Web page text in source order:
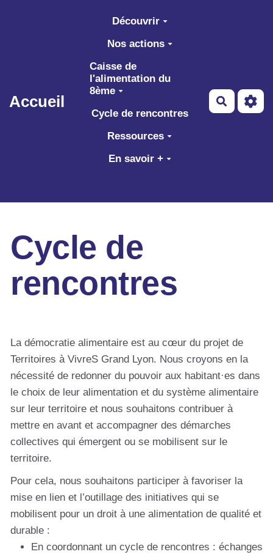
Aller au contenu principal
Accueil
Découvrir
Nos actions
Caisse de
l'alimentation du
8ème
Cycle de rencontres
Ressources
En savoir +
Cycle de
rencontres
La démocratie alimentaire est au cœur du projet de
Territoires à VivreS Grand Lyon. Nous croyons en la
nécessité de redonner du pouvoir aux habitant·es dans
le choix de leur alimentation et du système alimentaire
sur leur territoire et nous souhaitons contribuer à
mettre en avant et accompagner des démarches
collectives qui émergent ou se mobilisent sur le
territoire.
Pour cela, nous souhaitons participer à favoriser la
mise en lien et l’outillage des initiatives qui se
mobilisent pour un droit à une alimentation de qualité et
durable :
En coordonnant un cycle de rencontres : échanges